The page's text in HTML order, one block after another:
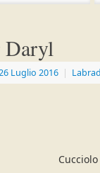
Daryl
Luglio 2016 |